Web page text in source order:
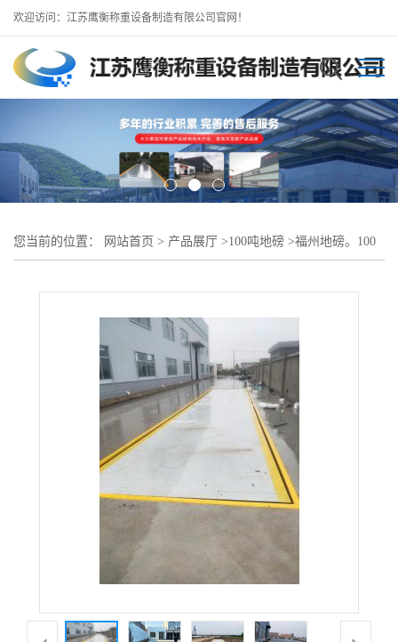
欢迎访问：江苏鹰衡称重设备制造有限公司官网！
您当前的位置： 网站首页 > 产品展厅 >100吨地磅 >福州地磅。100